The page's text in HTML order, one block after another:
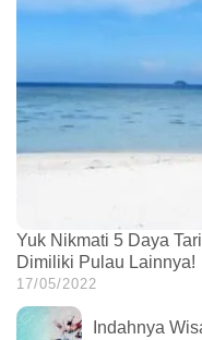
Yuk Nikmati 5 Daya
Dimiliki Pulau Lainnya!
17/05/2022
Indahnya